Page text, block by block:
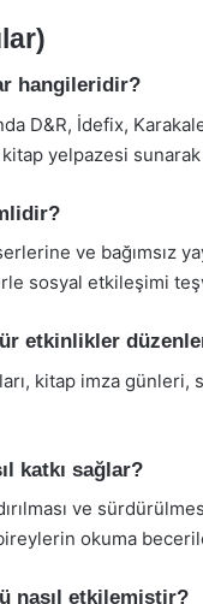
hangileridir?
D&R, İdefix,
yelpazesi
ve bağımsız
sosyal etkileşimi
etkinlikler
kitap imza
katkı sağlar?
ve
okuma
nasıl etkilemiştir?